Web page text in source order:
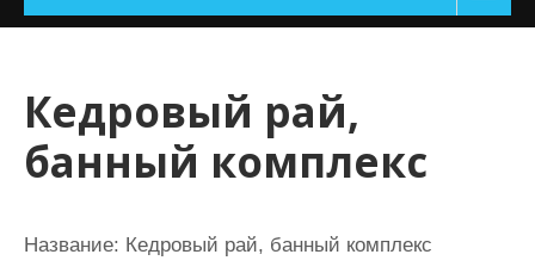
а
Кедровый рай,
банный комплекс
Название: Кедровый рай, банный комплекс